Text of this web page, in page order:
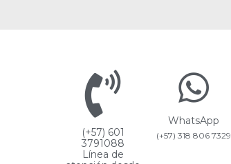
(+57) 601
3791088
Línea de
WhatsApp
(+57) 318 806 7329